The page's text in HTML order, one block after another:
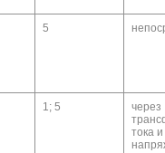
5
1; 5
через
тока и